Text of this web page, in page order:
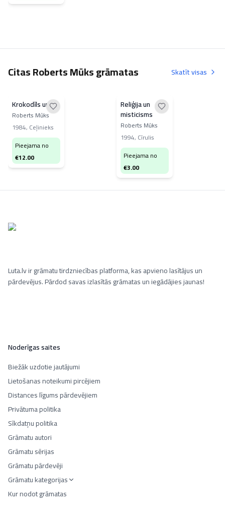
Citas Roberts Mūks grāmatas Skatīt visas
Krokodīls un es
Roberts Mūks
1984, Ceļinieks
Pieejama no
€12.00
Reliģija un
misticisms
Roberts Mūks
1994, Cīrulis
Pieejama no
€3.00
Luta.lv ir grāmatu tirdzniecības platforma, kas apvieno lasītājus un
pārdevējus. Pārdod savas izlasītās grāmatas un iegādājies jaunas!
Noderīgas saites
Biežāk uzdotie jautājumi
Lietošanas noteikumi pircējiem
Distances līgums pārdevējiem
Privātuma politika
Sīkdatņu politika
Grāmatu autori
Grāmatu sērijas
Grāmatu pārdevēji
Grāmatu kategorijas
Kur nodot grāmatas